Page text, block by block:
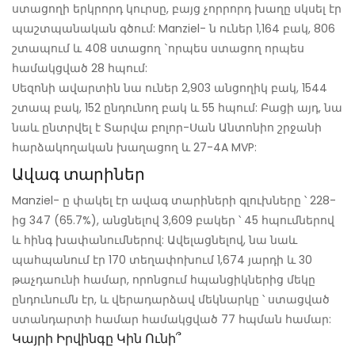
ստացողի երկրորդ կուրսը, բայց չորրորդ խաղը սկսել էր
պաշտպանական գծում: Manziel- ն ուներ 1,164 բակ, 806
շտապում և 408 ստացող `որպես ստացող որպես
համակցված 28 հպում:
Սեզոնի ավարտին նա ուներ 2,903 անցողիկ բակ, 1544
շտապ բակ, 152 ընդունող բակ և 55 հպում: Բացի այդ, նա
նաև ընտրվել է Տարվա բոլոր-Սան Անտոնիո շրջանի
հարձակողական խաղացող և 27-4A MVP:
Ավագ տարիներ
Manziel- ը փակել էր ավագ տարիների գլուխները ՝ 228-
ից 347 (65.7%), անցնելով 3,609 բակեր ՝ 45 հպումներով
և հինգ խափանումներով: Ավելացնելով, նա նաև
պահպանում էր 170 տեղափոխում 1,674 յարդի և 30
թաչդաունի համար, որոնցում հպանցիկներից մեկը
ընդունումն էր, և վերադարձավ մեկնարկը ՝ ստացված
ստանդարտի համար համակցված 77 հպման համար:
Կայրի Իրվինգը Կին Ունի՞